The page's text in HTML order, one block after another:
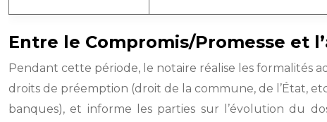
Entre le Compromis/Promesse et
Pendant cette période, le notaire réalise les formalités
droits de préemption (droit de la commune, de l’État,
banques), et informe les parties sur l’évolution du